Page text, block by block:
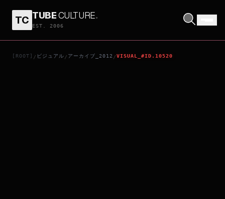
TC TUBECULTURE.
EST. 2006
[ROOT] / ビジュアル / アーカイブ_2012 /VISUAL_#ID.10520
希望の国